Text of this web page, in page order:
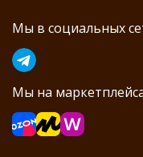
Мы в социальных
Мы на